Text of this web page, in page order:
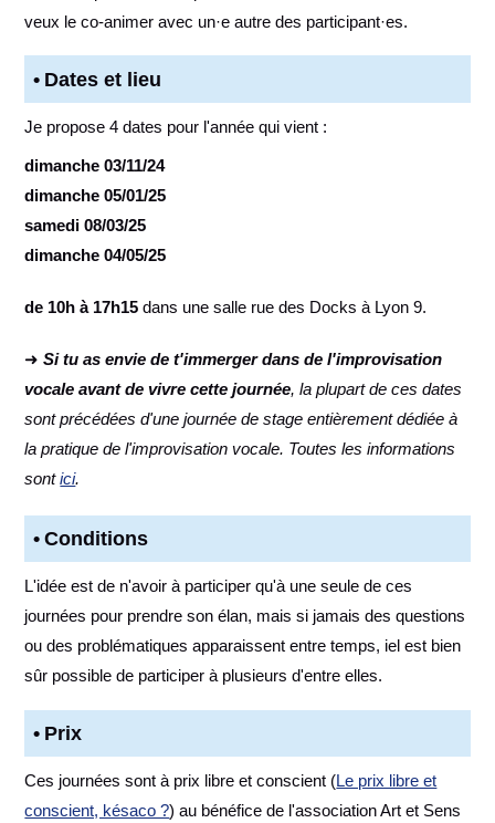
veux le co-animer avec un·e autre des participant·es.
Dates et lieu
Je propose 4 dates pour l'année qui vient :
dimanche 03/11/24
dimanche 05/01/25
samedi 08/03/25
dimanche 04/05/25
de 10h à 17h15 dans une salle rue des Docks à Lyon 9.
➜Si tu as envie de t'immerger dans de l'improvisation
vocale avant de vivre cette journée, la plupart de ces dates
sont précédées d'une journée de stage entièrement dédiée à
la pratique de l'improvisation vocale. Toutes les informations
sontici.
Conditions
L'idée est de n'avoir à participer qu'à une seule de ces
journées pour prendre son élan, mais si jamais des questions
ou des problématiques apparaissent entre temps, iel est bien
sûr possible de participer à plusieurs d'entre elles.
Prix
Ces journées sont à prix libre et conscient (Le prix libre et
conscient, késaco ?) au bénéfice de l'association Art et Sens